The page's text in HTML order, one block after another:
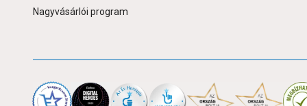
Nagyvásárlói program